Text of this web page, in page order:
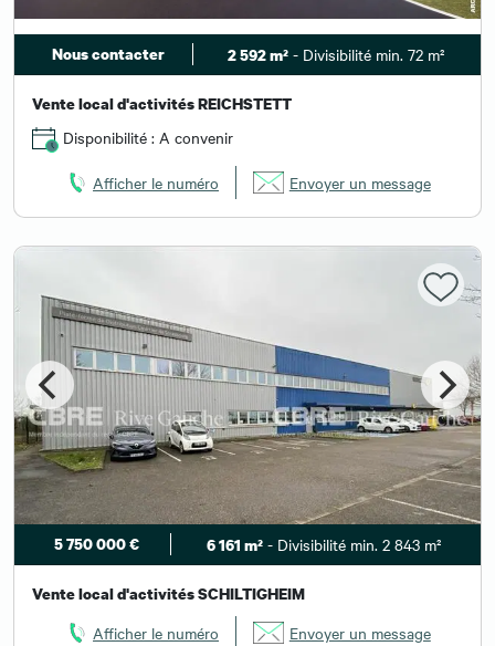
Nous contacter 2 592 m²- Divisibilité min. 72 m²
Vente local d'activités REICHSTETT
Disponibilité : A convenir
Afficher le numéro Envoyer un message
5 750 000 € 6 161 m² - Divisibilité min. 2 843 m²
Vente local d'activités SCHILTIGHEIM
Afficher le numéro Envoyer un message